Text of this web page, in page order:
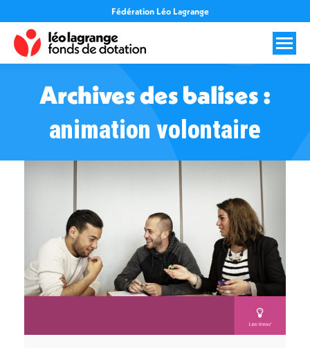
Fédération Léo Lagrange
Archives des balises :
animation volontaire
Vous êtes ici :